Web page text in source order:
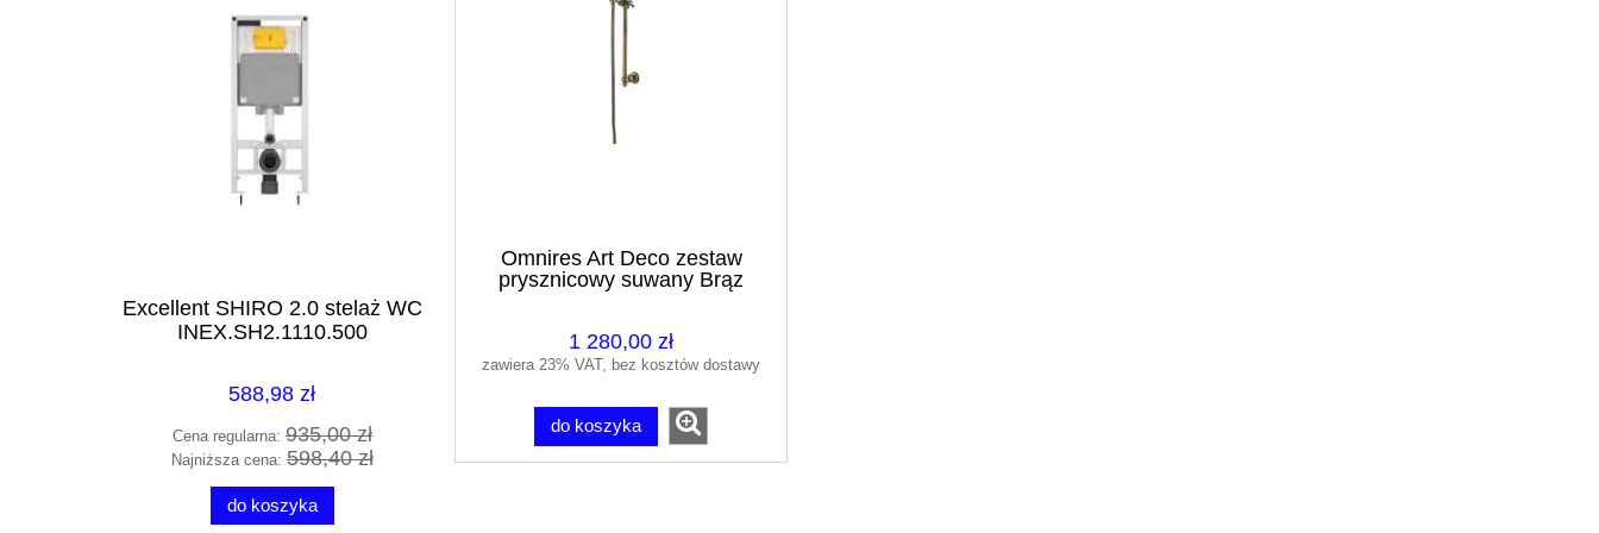
Excellent SHIRO 2.0 stelaż WC
INEX.SH2.1110.500
588,98 zł
Cena regularna:935,00 zł
Najniższa cena:598,40 zł
do koszyka
z deszczownicą fi 25 brąz
szczotkowany NQS_C9YK
Cena regularna:3 999,00 zł
Najniższa cena:2 700,00 zł
Omnires Art Deco zestaw
prysznicowy suwany Brąz
1 280,00 zł
zawiera 23% VAT, bez kosztów dostawy
do koszyka